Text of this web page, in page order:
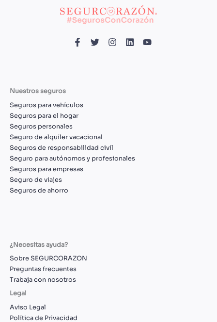
Nuestros seguros
Seguros para vehículos
Seguros para el hogar
Seguros personales
Seguro de alquiler vacacional
Seguros de responsabilidad civil
Seguro para autónomos y profesionales
Seguros para empresas
Seguro de viajes
Seguros de ahorro
¿Necesitas ayuda?
Sobre SEGURCORAZON
Preguntas frecuentes
Trabaja con nosotros
Legal
Aviso Legal
Política de Privacidad